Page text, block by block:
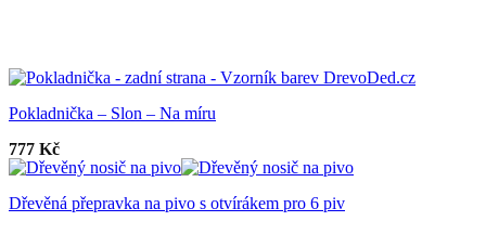
Pokladnička – Slon – Na míru
777 Kč
Dřevěná přepravka na pivo s otvírákem pro 6 piv